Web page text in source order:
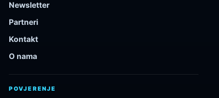
Newsletter
Partneri
Kontakt
O nama
POVJERENJE